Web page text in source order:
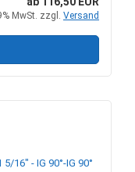
MwSt. zzgl. Versand